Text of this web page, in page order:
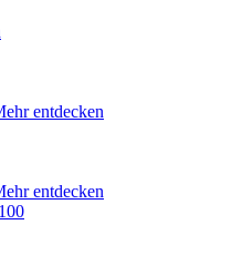
entdecken
entdecken